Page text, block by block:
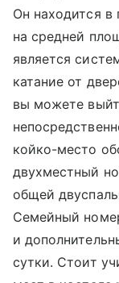
Он находится в
на средней
является
катание от
вы можете
койко-место
двухместный
общей
Семейный
и
сутки. Стоит